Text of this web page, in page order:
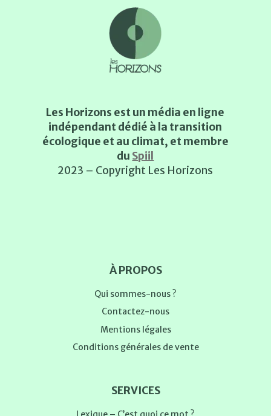
Les Horizons est un média en ligne
indépendant dédié à la transition
écologique et au climat, et membre
du Spiil
2023 – Copyright Les Horizons
À PROPOS
Qui sommes-nous ?
Contactez-nous
Mentions légales
Conditions générales de vente
SERVICES